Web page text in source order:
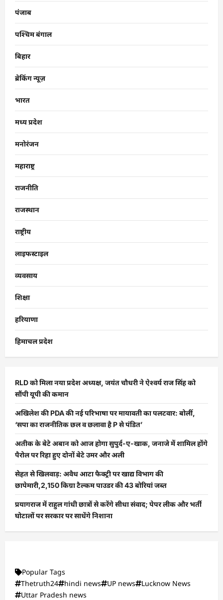
पंजाब
पश्चिम बंगाल
बिहार
ब्रेकिंग न्यूज़
भारत
मध्य प्रदेश
मनोरंजन
महाराष्ट्र
राजनीति
राजस्थान
राष्ट्रीय
लाइफस्टाइल
व्यवसाय
शिक्षा
हरियाणा
हिमाचल प्रदेश
RLD को मिला नया प्रदेश अध्यक्ष, जयंत चौधरी ने ऐश्वर्य राज सिंह को
सौंपी यूपी की कमान
अखिलेश की PDA की नई परिभाषा पर मायावती का पलटवार: बोलीं,
‘सपा का राजनीतिक छल व छलावा है P से पंडित’
अतीक के बेटे अबान को आज होगा सुपुर्द-ए-खाक, जनाजे में शामिल होंगे
पैरोल पर रिहा हुए दोनों बेटे उमर और अली
सेहत से खिलवाड़: अवैध आटा फैक्ट्री पर खाद्य विभाग की
छापेमारी,2,150 किग्रा टैल्कम पाउडर की 43 बोरियां जब्त
प्रयागराज में राहुल गांधी छात्रों से करेंगे सीधा संवाद; पेपर लीक और भर्ती
घोटालों पर सरकार पर साधेंगे निशाना
Popular Tags
Thetruth24
hindi news UP news
Lucknow News
Uttar Pradesh news